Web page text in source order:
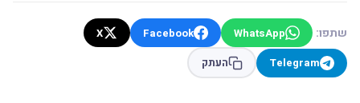
שתפו: WhatsApp
Facebook
X
Telegram
העתק